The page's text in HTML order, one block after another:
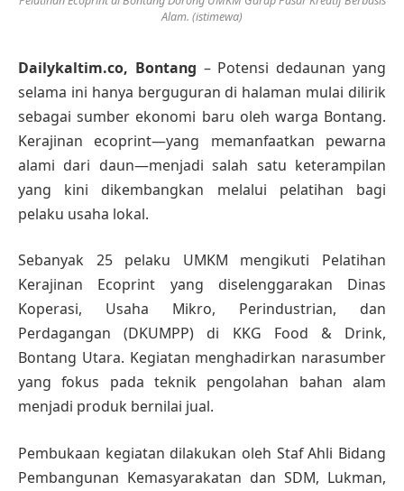
Alam. (istimewa)
Dailykaltim.co, Bontang – Potensi dedaunan yang
selama ini hanya berguguran di halaman mulai dilirik
sebagai sumber ekonomi baru oleh warga Bontang.
Kerajinan ecoprint—yang memanfaatkan pewarna
alami dari daun—menjadi salah satu keterampilan
yang kini dikembangkan melalui pelatihan bagi
pelaku usaha lokal.
Sebanyak 25 pelaku UMKM mengikuti Pelatihan
Kerajinan Ecoprint yang diselenggarakan Dinas
Koperasi, Usaha Mikro, Perindustrian, dan
Perdagangan (DKUMPP) di KKG Food & Drink,
Bontang Utara. Kegiatan menghadirkan narasumber
yang fokus pada teknik pengolahan bahan alam
menjadi produk bernilai jual.
Pembukaan kegiatan dilakukan oleh Staf Ahli Bidang
Pembangunan Kemasyarakatan dan SDM, Lukman,